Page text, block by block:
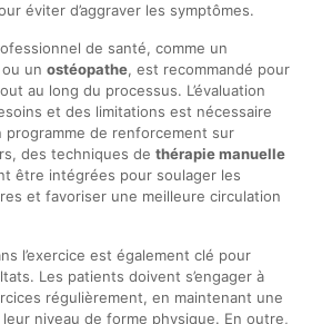
éviter d’aggraver les symptômes.
de santé, comme un
un ostéopathe, est recommandé pour
au long du processus. L’évaluation
et des limitations est nécessaire
programme de renforcement sur
des techniques de thérapie manuelle
être intégrées pour soulager les
et favoriser une meilleure circulation
l’exercice est également clé pour
Les patients doivent s’engager à
régulièrement, en maintenant une
niveau de forme physique. En outre,